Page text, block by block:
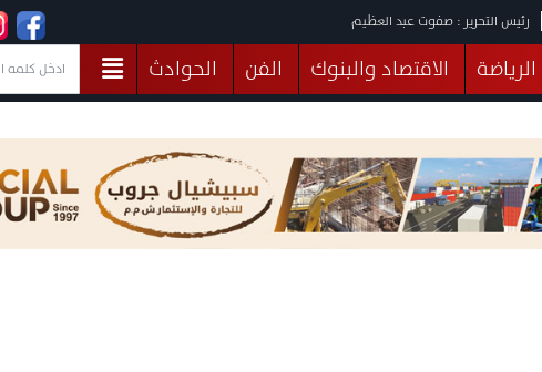
رئيس التحرير : صفوت عبد العظيم
الرياضة الاقتصاد والبنوك الفن
الحوادث
صحة الثقافة خدمات منوعات